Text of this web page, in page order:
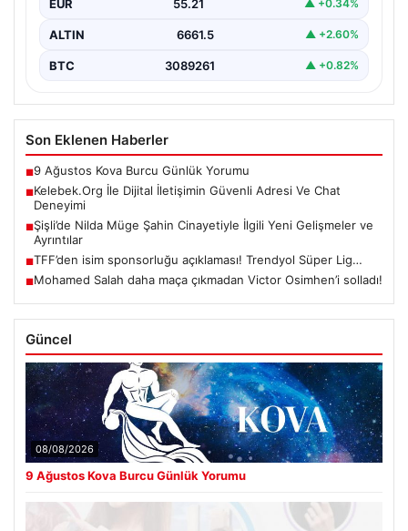
EUR 55.21 ▲ +0.34%
ALTIN 6661.5 ▲ +2.60%
BTC 3089261 ▲ +0.82%
Son Eklenen Haberler
■9 Ağustos Kova Burcu Günlük Yorumu
■Kelebek.Org İle Dijital İletişimin Güvenli Adresi Ve Chat
Deneyimi
■Şişli’de Nilda Müge Şahin Cinayetiyle İlgili Yeni Gelişmeler ve
Ayrıntılar
■TFF’den isim sponsorluğu açıklaması! Trendyol Süper Lig…
■Mohamed Salah daha maça çıkmadan Victor Osimhen’i solladı!
Güncel
08/08/2026
9 Ağustos Kova Burcu Günlük Yorumu